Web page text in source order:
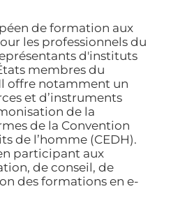
de formation aux
les professionnels du
d'instituts
membres du
offre notamment un
et d’instruments
de la
de la Convention
de l’homme (CEDH).
participant aux
de conseil, de
des formations en e-